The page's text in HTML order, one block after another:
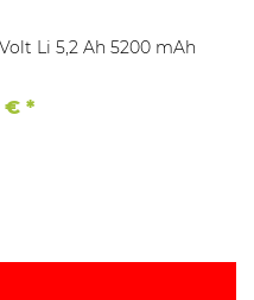
Original Fein Akku 18 V 18 Volt Li 5,2 Ah 5200 mAh
€ *